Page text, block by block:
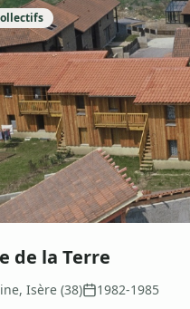
de la Terre
Isère (38)
1982-1985